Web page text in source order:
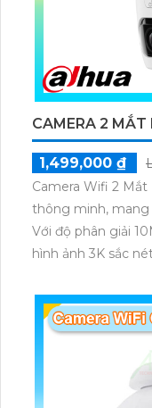
CAMERA 2
1,499,000 ₫
Camera Wifi 2 Mắt
thông minh, mang
Với độ phân giải
hình ảnh 3K sắc